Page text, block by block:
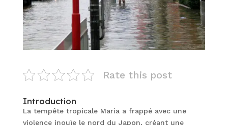
Rate this post
Introduction
La tempête tropicale Maria a frappé avec une
violence inouïe le nord du Japon, créant une